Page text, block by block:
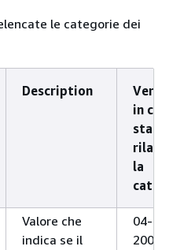
le categorie dei
Description
in cui
stata
la
Valore che
indica se il
04-
2009